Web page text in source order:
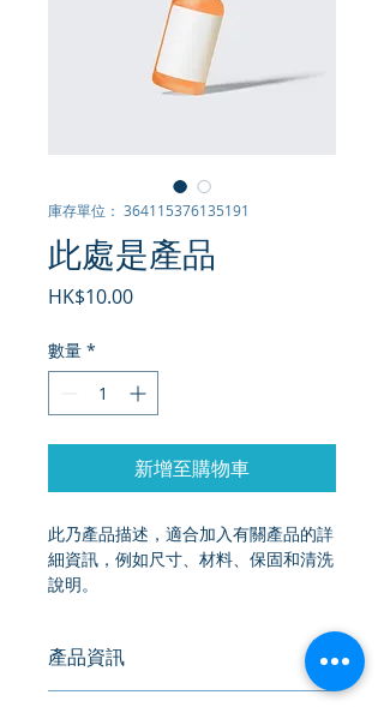
庫存單位： 364115376135191
此處是產品
HK$10.00價
數量 *
新增至購物車
此乃產品描述，適合加入有關產品的詳
細資訊，例如尺寸、材料、保固和清洗
說明。
產品資訊